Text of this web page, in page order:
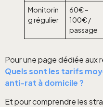
Monitorin
g régulier
60€ –
100€ /
passage
Pour une page dédiée aux
Quels sont les tarifs
anti-rat à domicile ?
Et pour comprendre les